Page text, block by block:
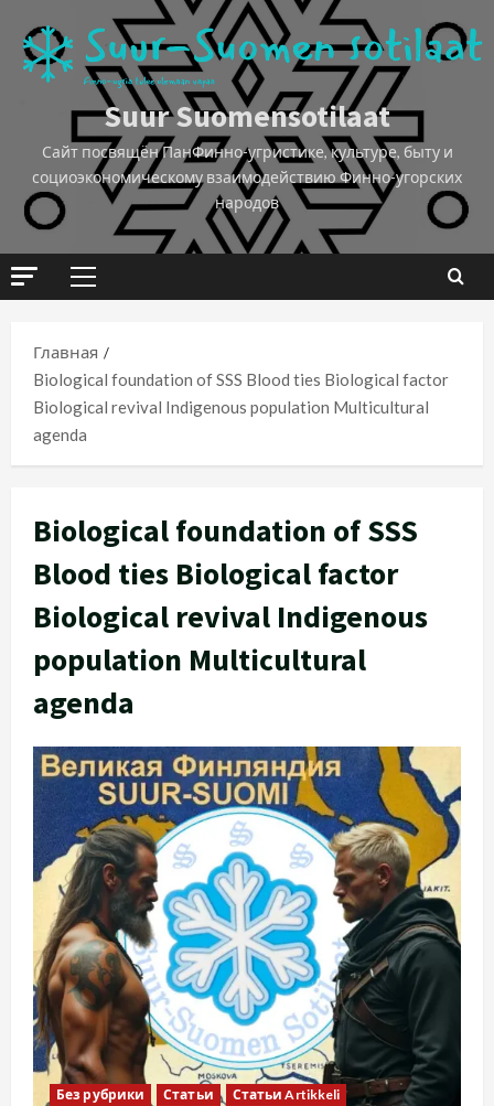
Suur Suomensotilaat
Сайт посвящён ПанФинно-угристике, культуре, быту и
социоэкономическому взаимодействию Финно-угорских
народов
Главная
Biological foundation of SSS Blood ties Biological factor
Biological revival Indigenous population Multicultural
agenda
Biological foundation of SSS
Blood ties Biological factor
Biological revival Indigenous
population Multicultural
agenda
Без рубрики Статьи Статьи Artikkeli